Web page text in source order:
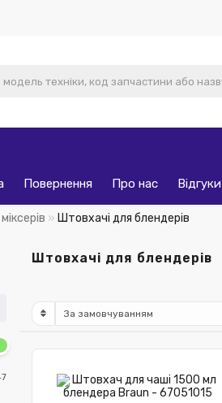
Повернення Про нас Відгуки
Штовхачі для блендерів
Штовхачі для блендерів